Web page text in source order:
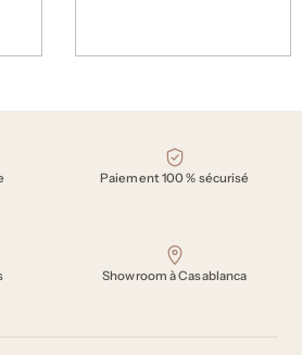
Paiement 100 % sécurisé
Showroom à Casablanca